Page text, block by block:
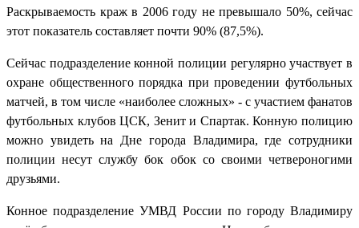
Раскрываемость краж в 2006 году не превышало 50%, сейчас
этот показатель составляет почти 90% (87,5%).
Сейчас подразделение конной полиции регулярно участвует в
охране общественного порядка при проведении футбольных
матчей, в том числе «наиболее сложных» - с участием фанатов
футбольных клубов ЦСК, Зенит и Спартак. Конную полицию
можно увидеть на Дне города Владимира, где сотрудники
полиции несут службу бок обок со своими четвероногими
друзьями.
Конное подразделение УМВД России по городу Владимиру